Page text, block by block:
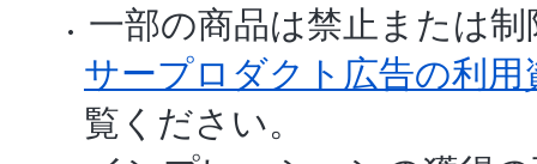
一部の商品は禁止または
サープロダクト広告の利用
覧ください。